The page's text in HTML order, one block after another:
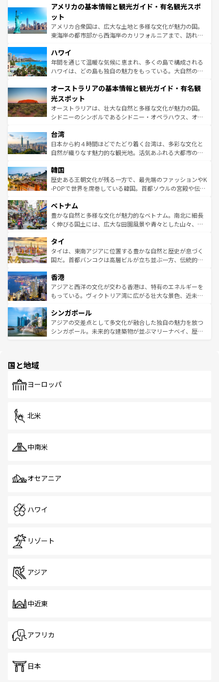
ンツ一覧を参照してほしい。
の建物がそのまま残る町や、スイスならではのユニークな
博物館もあり、アルプス観光だけでなく町歩きも満喫する
ことができる。国民の所得が高いため物価も高いが、旅行
者向けの交通パス提供のサービスもあり、うまく活用すれ
着のスイス情報は
アメリカの基本情報と観光ガイド・有名観光スポ
ット
アメリカ合衆国は、広大な土地と多様な文化が魅力の国。
東海岸の都市部から西海岸のカリフォルニアまで、訪れる
のような巨大都市は、観光、ショッピング、エンターテイ
ンメントが詰まった刺激的なスポットだ。一方、アメリカ
西部には大自然が広がり、グランドキャニオンやイエロー
部のニューオーリンズでは、音楽と美食が融合した独特の
文化が魅力。旅行者はアメリカの各地域で異なる魅力を楽
しみながら、その多様性と豊かな歴史を感じることができ
るだろう。車でのロードトリップや列車の旅も、アメリカ
情報は
ハワイ
年間を通じて温暖な気候に恵まれ、多くの島で構成される
ハワイは、どの島も独自の魅力をもっている。大自然の神
ワイ島は見逃せない。また、定番の観光地といえばオアフ
島だが、静かな自然を求めるならマウイ島やカウアイ島が
おすすめ。エメラルドグリーンに輝く海をはじめ、豊かな
文化や歴史が息づいている。「アロハスピリット」と呼ば
人々、おいしいローカルフードやハワイアンミュージッ
ク、伝統的なフラダンスなど、すべてがハワイの魅力を彩
っている。訪れるたびに新しい発見と感動が待っているハ
はコンテンツ一覧
オーストラリアの基本情報と観光ガイド・有名観
光スポット
オーストラリアは、壮大な自然と多様な文化が魅力の国。
シドニーのシンボルであるシドニー・オペラハウス、オー
リアリーフや大陸中央部にそびえるウルル（エアーズロッ
ク）、タスマニアの美しい原生林やケアンズの熱帯雨林な
ど、見どころがたくさん。また、カフェやワイン、オージ
いる。アクティビティも充実しており、サーフィンやダイ
ビング、ハイキングなど、アウトドア好きにはたまらな
い。オーストラリアの多彩な魅力を存分に味わいつくそ
参照してほしい。
台湾
日本から約４時間ほどでたどり着く台湾は、多彩な文化と
自然が織りなす魅力的な観光地。活気あふれる大都市の台
ン）、静ひつな山岳地帯である台湾東部など、都市の喧騒
と山間の静けさが共存しており、訪れる人に新しい発見と
驚きをもたらしてくれる。また、奥深い台湾の食文化も魅
容にもいいと評判のスイーツなど、バラエティ豊かな料理
が味わえる。 なお、新着の台湾情報は コンテンツ一覧を参
照してほしい。
韓国
歴史ある王朝文化が残る一方で、最先端のファッションやK
-POPで世界を席巻している韓国。首都ソウルの宮殿や伝統
き、地方に足を延ばせば四季折々の自然美を楽しむことが
できる。そして、キムチや焼肉、絶品のストリートフード
まで、さまざまな韓国料理が待っている。夜には、韓国な
リティに包まれながら、韓国の多彩な魅力を心ゆくまで味
わってみてほしい。 なお、新着の韓国情報はコンテンツ一
覧を参照してほしい。
ベトナム
豊かな自然と多様な文化が魅力的なベトナム。南北に細長
く伸びる国土には、広大な田園風景や青々とした山々、世
急速な発展と共に伝統が息づく。ハノイの古い町並みやホ
ーチミン市のフランス統治時代の建物も、独特の雰囲気を
醸し出している。また、バラエティの豊かさとおいしさで
とつ。フォーやバインミー、ベトナムコーヒーなどは、ぜ
ひ現地で味わいたい。どの地域を訪れてもあたたかい人々
が旅行者を迎えてくれるので、きっと忘れられない旅にな
参照してほしい。
タイ
タイは、東南アジアに位置する豊かな自然と歴史が息づく
国だ。首都バンコクは高層ビルが立ち並ぶ一方、伝統的な
の活気が交差している。北部ではチェンマイなどの山岳地
帯で自然と触れ合い、南部ではプーケットやクラビの美し
いビーチでリゾート気分を楽しむことができる。タイ料理
激する。気候は一年中温暖で、どの季節にも異なる楽しみ
が待っている。親しみやすいタイの人々、仏教を中心とし
た文化、そして多様な観光資源が、訪れる旅人を魅了し続
香港
アジアと西洋の文化が交わる香港は、特有のエネルギーを
もっている。ヴィクトリア湾に広がる壮大な景色、近未来
み、どこを訪れても感動するはず。観光スポットが密集し
ており、効率よく見どころを回れるのも魅力。息をのむよ
うな絶景から文化的な体験まで、香港を存分に楽しみ尽く
シンガポール
アジアの交差点として多文化が融合した独自の魅力を放つ
シンガポール。未来的な建築物が並ぶマリーナベイ、歴史
で、ホーカーズは地元の風情を楽しめる外せないスポット
国と地域
ヨーロッパ
北米
中南米
オセアニア
ハワイ
リゾート
アジア
中近東
アフリカ
日本